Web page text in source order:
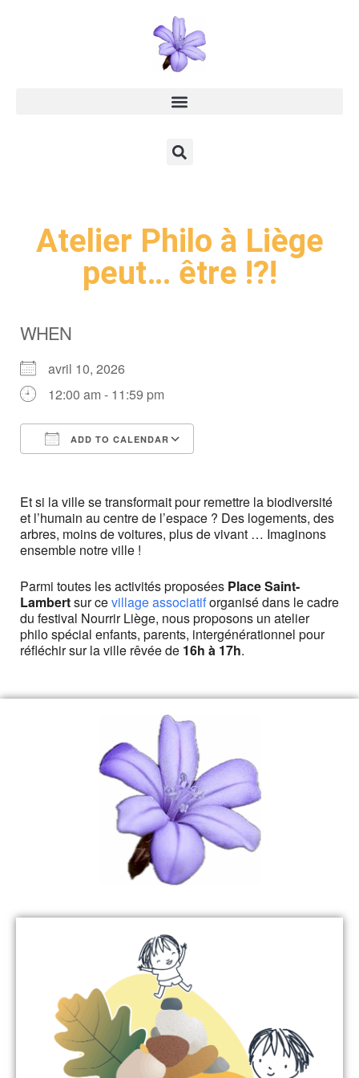
Atelier Philo à Liège
peut… être !?!
WHEN
avril 10, 2026
12:00 am - 11:59 pm
ADD TO CALENDAR
Et si la ville se transformait pour remettre la biodiversité
et l’humain au centre de l’espace ? Des logements, des
arbres, moins de voitures, plus de vivant … Imaginons
ensemble notre ville !
Parmi toutes les activités proposées Place Saint-
Lambertsur cevillage associatiforganisé dans le cadre
du festival Nourrir Liège, nous proposons un atelier
philo spécial enfants, parents, intergénérationnel pour
réfléchir sur la ville rêvée de 16h à 17h.